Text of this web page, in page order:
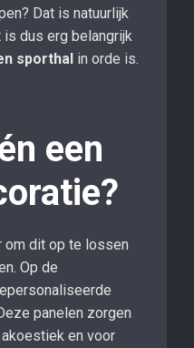
Dat is natuurlijk
dus erg belangrijk
sporthal in orde is.
een
om dit op te lossen
Op de
panelen zorgen
en voor